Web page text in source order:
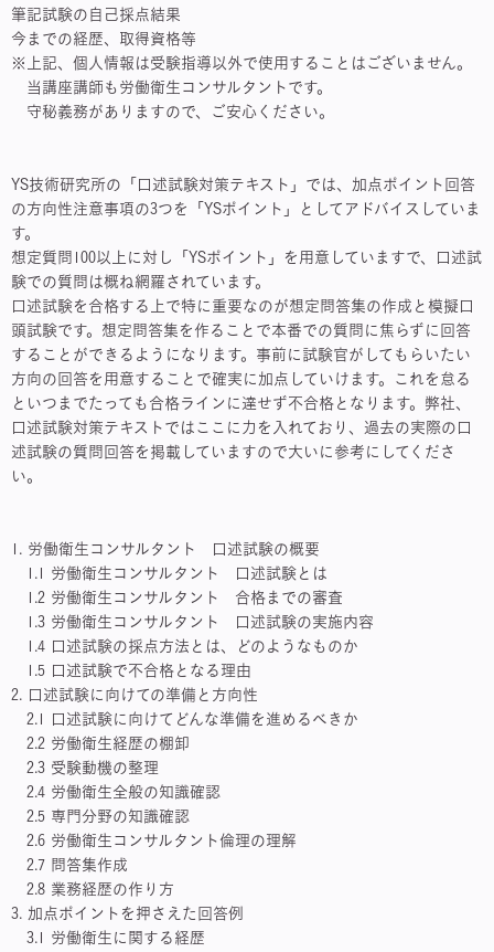
筆記試験の自己採点結果
今までの経歴、取得資格等
※上記、個人情報は受験指導以外で使用することはございません。
当講座講師も労働衛生コンサルタントです。
守秘義務がありますので、ご安心ください。
YS技術研究所の「口述試験対策テキスト」では、加点ポイント回答
の方向性注意事項の3つを「YSポイント」としてアドバイスしていま
す。
想定質問100以上に対し「YSポイント」を用意していますで、口述試
験での質問は概ね網羅されています。
口述試験を合格する上で特に重要なのが想定問答集の作成と模擬口
頭試験です。想定問答集を作ることで本番での質問に焦らずに回答
することができるようになります。事前に試験官がしてもらいたい
方向の回答を用意することで確実に加点していけます。これを怠る
といつまでたっても合格ラインに達せず不合格となります。弊社、
口述試験対策テキストではここに力を入れており、過去の実際の口
述試験の質問回答を掲載していますので大いに参考にしてくださ
い。
1. 労働衛生コンサルタント 口述試験の概要
1.1 労働衛生コンサルタント 口述試験とは
1.2 労働衛生コンサルタント 合格までの審査
1.3 労働衛生コンサルタント 口述試験の実施内容
1.4 口述試験の採点方法とは、どのようなものか
1.5 口述試験で不合格となる理由
2. 口述試験に向けての準備と方向性
2.1 口述試験に向けてどんな準備を進めるべきか
2.2 労働衛生経歴の棚卸
2.3 受験動機の整理
2.4 労働衛生全般の知識確認
2.5 専門分野の知識確認
2.6 労働衛生コンサルタント倫理の理解
2.7 問答集作成
2.8 業務経歴の作り方
3. 加点ポイントを押さえた回答例
3.1 労働衛生に関する経歴